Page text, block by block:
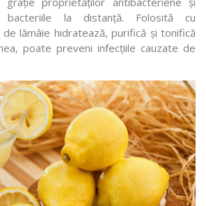
bacteriile la distanță. Folosită cu
lămâie hidratează, purifică și tonifică
poate preveni infecțiile cauzate de